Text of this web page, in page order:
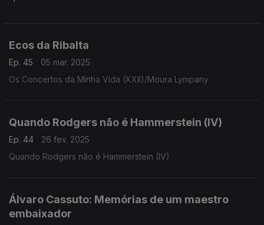
Ecos da Ribalta
Ep. 45
05 mar. 2025
Os Concertos da Minha Vida (XXII)/Moura Lympany
Quando Rodgers não é Hammerstein (IV)
Ep. 44
26 fev. 2025
Quando Rodgers não é Hammerstein (IV)
Álvaro Cassuto: Memórias de um maestro
embaixador